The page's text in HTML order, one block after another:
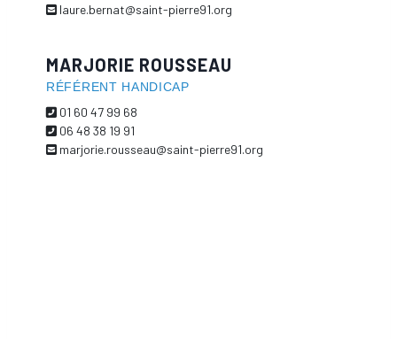
laure.bernat@saint-pierre91.org
MARJORIE ROUSSEAU
RÉFÉRENT HANDICAP
01 60 47 99 68
06 48 38 19 91
marjorie.rousseau@saint-pierre91.org